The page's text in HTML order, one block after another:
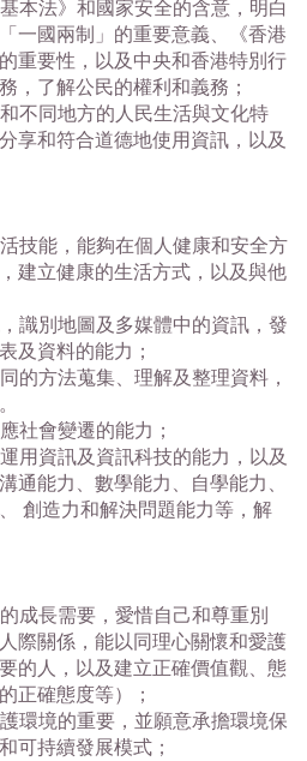
本法》和國家安全的含意，明白
一國兩制」的重要意義、《香港
重要性，以及中央和香港特別行
，了解公民的權利和義務；
不同地方的人民生活與文化特
享和符合道德地使用資訊，以及
技能，能夠在個人健康和安全方
建立健康的生活方式，以及與他
識別地圖及多媒體中的資訊，發
及資料的能力；
的方法蒐集、理解及整理資料，
社會變遷的能力；
用資訊及資訊科技的能力，以及
通能力、數學能力、自學能力、
創造力和解決問題能力等，解
成長需要，愛惜自己和尊重別
際關係，能以同理心關懷和愛護
的人，以及建立正確價值觀、態
正確態度等）；
環境的重要，並願意承擔環境保
可持續發展模式；